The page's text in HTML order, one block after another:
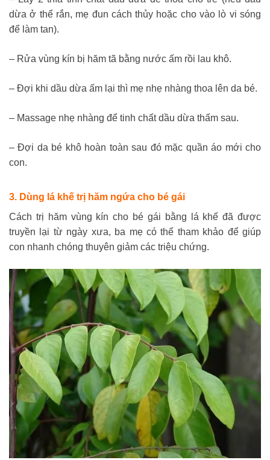
dừa ở thể rắn, mẹ đun cách thủy hoặc cho vào lò vi sóng
để làm tan).
– Rửa vùng kín bị hăm tã bằng nước ấm rồi lau khô.
– Đợi khi dầu dừa ấm lại thì mẹ nhẹ nhàng thoa lên da bé.
– Massage nhẹ nhàng để tinh chất dầu dừa thấm sau.
– Đợi da bé khô hoàn toàn sau đó mặc quần áo mới cho
con.
3. Dùng lá khế trị hăm ngứa cho bé gái
Cách trị hăm vùng kín cho bé gái bằng lá khế đã được
truyền lại từ ngày xưa, ba mẹ có thể tham khảo để giúp
con nhanh chóng thuyên giảm các triệu chứng.